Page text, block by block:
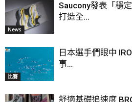
News
Saucony發表「穩
打造全...
比賽
日本選手們眼中
事...
舒適基礎追速度